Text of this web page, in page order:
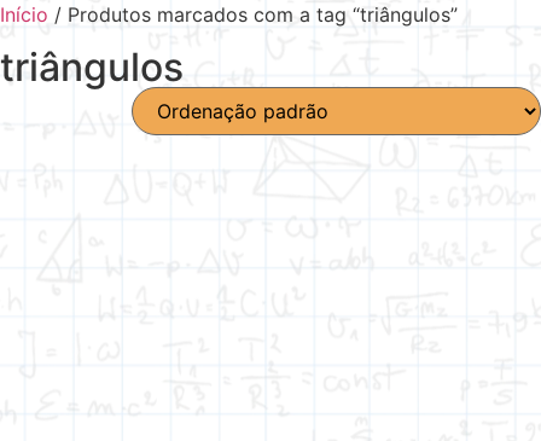
Início / Produtos marcados com a tag “triângulos”
triângulos